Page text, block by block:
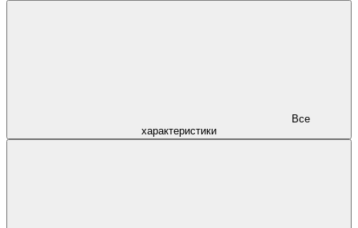
характеристики